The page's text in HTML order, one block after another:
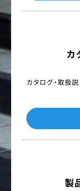
カ
カタログ・取扱
製